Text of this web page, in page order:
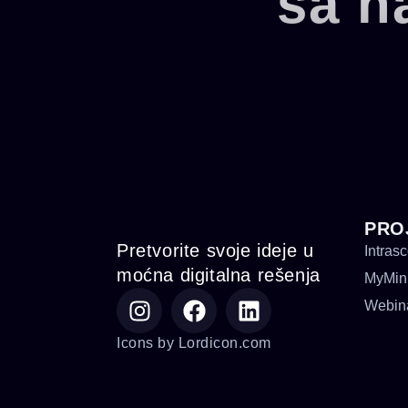
Pretvorite svoje ideje u
moćna digitalna rešenja
Icons by Lordicon.com